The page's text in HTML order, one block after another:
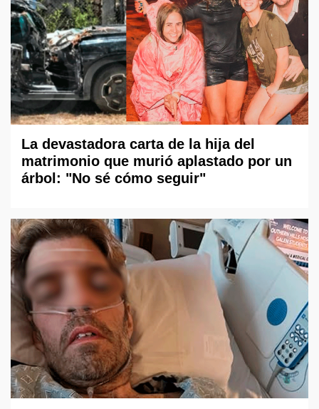
La devastadora carta de la hija del
matrimonio que murió aplastado por un
árbol: "No sé cómo seguir"